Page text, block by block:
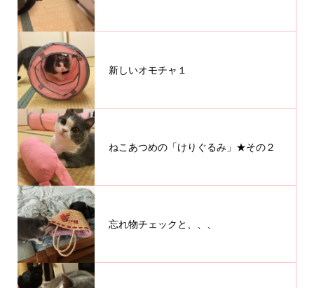
新しいオモチャ１
ねこあつめの「けりぐるみ」★その２
忘れ物チェックと、、、